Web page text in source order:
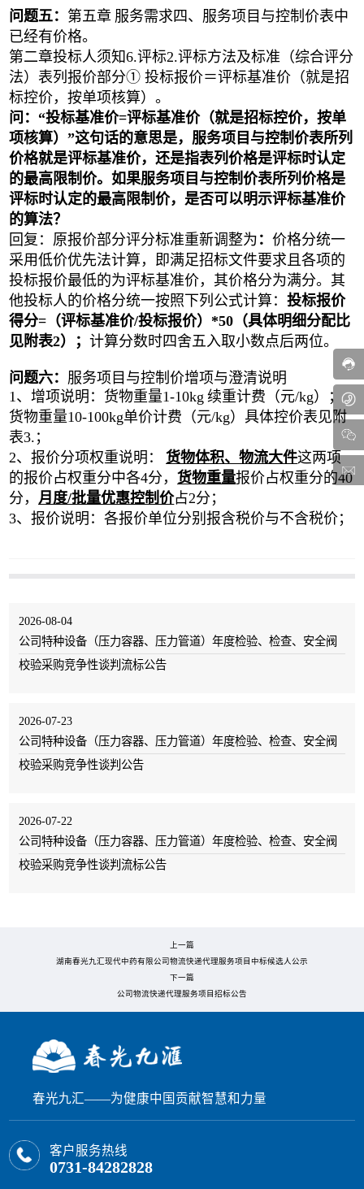
问题五： 第五章 服务需求四、服务项目与控制价表中
已经有价格。
第二章投标人须知6.评标2.评标方法及标准（综合评分
法）表列报价部分① 投标报价＝评标基准价（就是招
标控价，按单项核算）。
问： “投标基准价=评标基准价（就是招标控价，按单
项核算）”这句话的意思是，服务项目与控制价表所列
价格就是评标基准价，还是指表列价格是评标时认定
的最高限制价。如果服务项目与控制价表所列价格是
评标时认定的最高限制价，是否可以明示评标基准价
的算法？
回复：原报价部分评分标准重新调整为 ：价格分统一
采用低价优先法计算，即满足招标文件要求且各项的
投标报价最低的为评标基准价，其价格分为满分。其
他投标人的价格分统一按照下列公式计算：投标报价
得分=（评标基准价/投标报价）*50（具体明细分配比
见附表2）；计算分数时四舍五入取小数点后两位。
问题六： 服务项目与控制价增项与澄清说明
1、增项说明： 货物重量1-10kg 续重计费（元/kg）；
货物重量10-100kg单价计费（元/kg）具体控价表见附
表3.；
2、报价分项权重说明： 货物体积、物流大件这两项
的报价占权重分中各4分，货物重量报价占权重分的40
分，月度/批量优惠控制价占2分；
3、报价说明：各报价单位分别报含税价与不含税价；
2026-08-04
公司特种设备（压力容器、压力管道）年度检验、检查、安全阀
校验采购竞争性谈判流标公告
2026-07-23
公司特种设备（压力容器、压力管道）年度检验、检查、安全阀
校验采购竞争性谈判公告
2026-07-22
公司特种设备（压力容器、压力管道）年度检验、检查、安全阀
校验采购竞争性谈判流标公告
上一篇
湖南春光九汇现代中药有限公司物流快递代理服务项目中标候选人公示
下一篇
公司物流快递代理服务项目招标公告
春光九汇——为健康中国贡献智慧和力量
客户服务热线
0731-84282828